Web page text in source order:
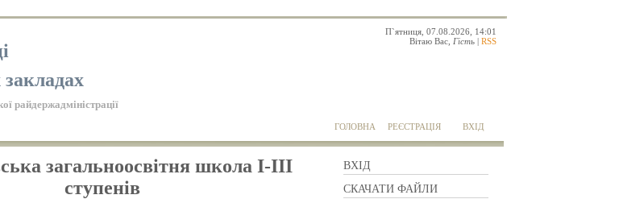
райдержадміністрації
П`ятниця, 07.08.2026, 14:01
Вітаю Вас Гість | RSS
ГОЛОВНА РЕЄСТРАЦІЯ ВХІД
ВХІД
СКАЧАТИ ФАЙЛИ
загальноосвітня школа I-III
ступенів